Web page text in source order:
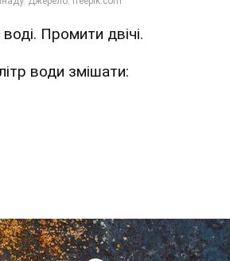
Промити двічі.
води змішати: